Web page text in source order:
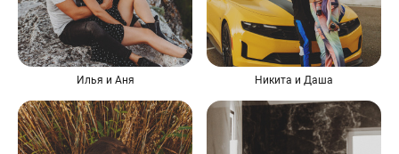
Илья и Аня Никита и Даша